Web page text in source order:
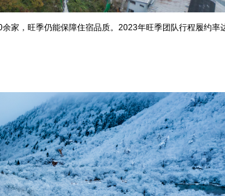
家，旺季仍能保障住宿品质。2023年旺季团队行程履约率